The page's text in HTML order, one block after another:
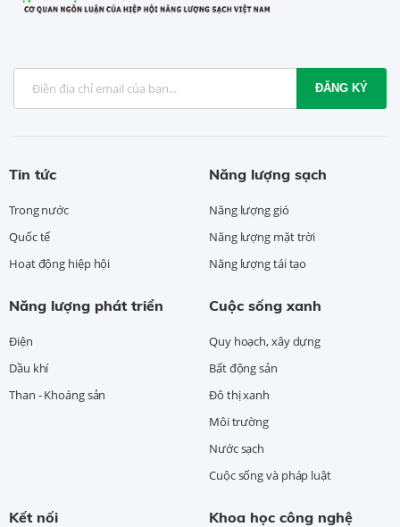
ĐĂNG KÝ
Tin tức
Trong nước
Quốc tế
Hoạt động hiệp hội
Năng lượng sạch
Năng lượng gió
Năng lượng mặt trời
Năng lượng tái tạo
Năng lượng phát triển
Điện
Dầu khí
Than - Khoáng sản
Cuộc sống xanh
Quy hoạch, xây dựng
Bất động sản
Đô thị xanh
Môi trường
Nước sạch
Cuộc sống và pháp luật
Kết nối Khoa học công nghệ